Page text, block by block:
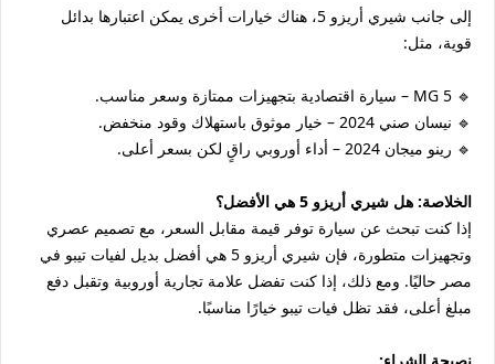
إلى جانب شيري أريزو 5، هناك خيارات أخرى يمكن اعتبارها بدائل
قوية، مثل:
🔹 MG 5 – سيارة اقتصادية بتجهيزات ممتازة وسعر مناسب.
🔹 نيسان صني 2024 – خيار موثوق باستهلاك وقود منخفض.
🔹 رينو ميجان 2024 – أداء أوروبي راقٍ لكن بسعر أعلى.
الخلاصة: هل شيري أريزو 5 هي الأفضل؟
إذا كنت تبحث عن سيارة توفر قيمة مقابل السعر، مع تصميم عصري
وتجهيزات متطورة، فإن شيري أريزو 5 هي أفضل بديل لفيات تيبو في
مصر حاليًا. ومع ذلك، إذا كنت تفضل علامة تجارية أوروبية وتقبل دفع
مبلغ أعلى، فقد تظل فيات تيبو خيارًا مناسبًا.